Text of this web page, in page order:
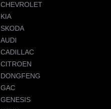
CHEVROLET
KIA
SKODA
AUDI
CADILLAC
CITROEN
DONGFENG
GAC
GENESIS